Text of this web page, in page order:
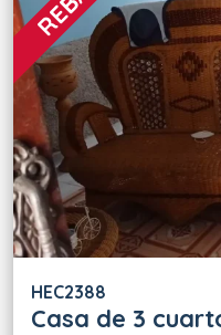
HEC2388
Casa de 3